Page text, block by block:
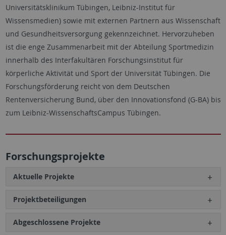
Universitätsklinikum Tübingen, Leibniz-Institut für
Wissensmedien) sowie mit externen Partnern aus Wissenschaft
und Gesundheitsversorgung gekennzeichnet. Hervorzuheben
ist die enge Zusammenarbeit mit der Abteilung Sportmedizin
innerhalb des Interfakultären Forschungsinstitut für
körperliche Aktivität und Sport der Universität Tübingen. Die
Forschungsförderung reicht von dem Deutschen
Rentenversicherung Bund, über den Innovationsfond (G-BA) bis
zum Leibniz-WissenschaftsCampus Tübingen.
Forschungsprojekte
Aktuelle Projekte
Projektbeteiligungen
Abgeschlossene Projekte